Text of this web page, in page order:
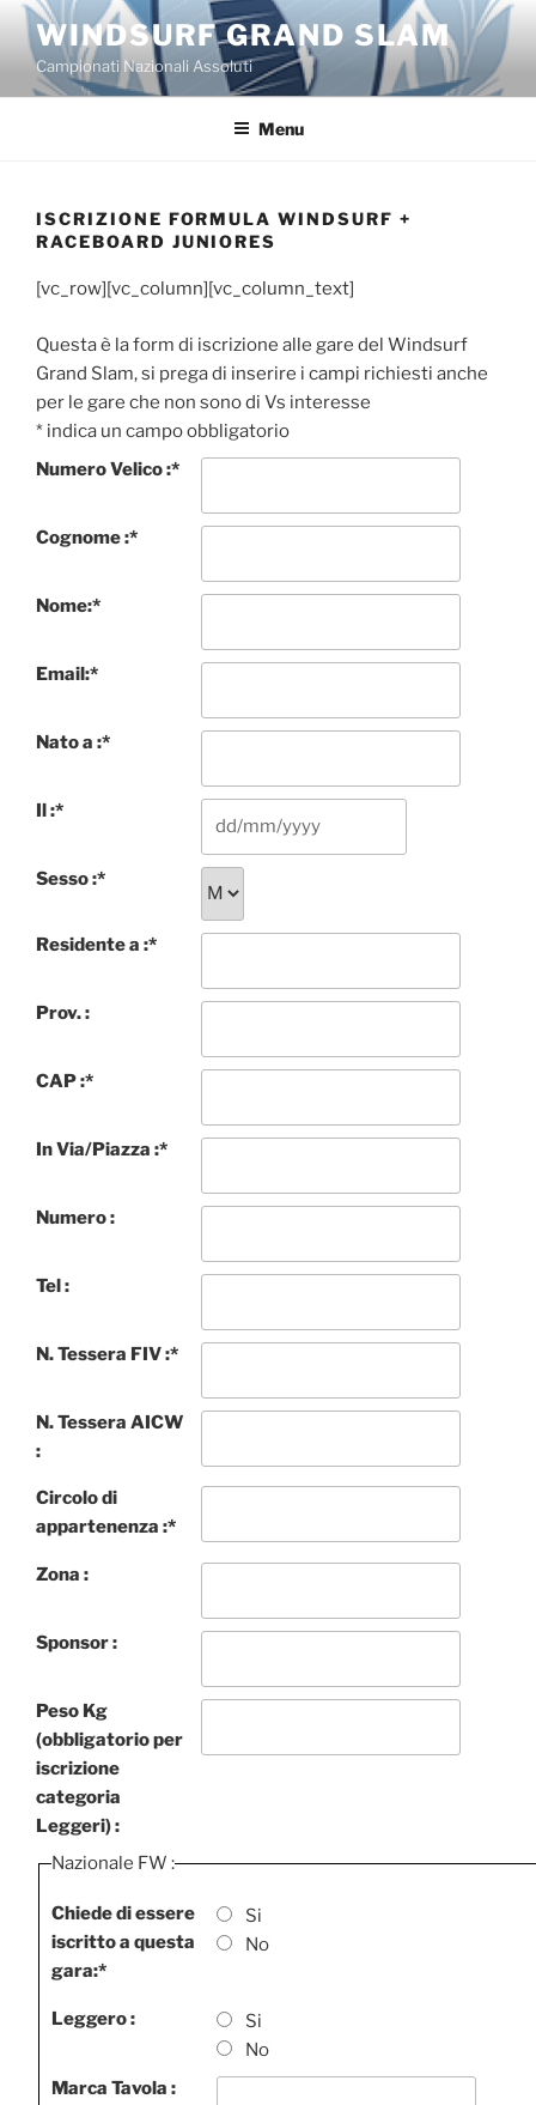
Salta
contenuto
WINDSURF GRAND SLAM
Campionati Nazionali Assoluti
Menu
ISCRIZIONE FORMULA WINDSURF +
RACEBOARD JUNIORES
[vc_row][vc_column][vc_column_text]
Questa è la form di iscrizione alle gare del Windsurf
Grand Slam, si prega di inserire i campi richiesti anche
per le gare che non sono di Vs interesse
* indica un campo obbligatorio
Numero Velico :*
Cognome :*
Nome:*
Email:*
Nato a :*
Il :*
Sesso :*
Residente a :*
Prov. :
CAP :*
In Via/Piazza :*
Numero :
Tel :
N. Tessera FIV :*
N. Tessera AICW
:
Circolo di
appartenenza :*
Zona :
Sponsor :
Peso Kg
(obbligatorio per
iscrizione
categoria
Leggeri) :
Nazionale FW :
Chiede di essere
iscritto a questa
gara:*
Si
No
Leggero :
Si
No
Marca Tavola :